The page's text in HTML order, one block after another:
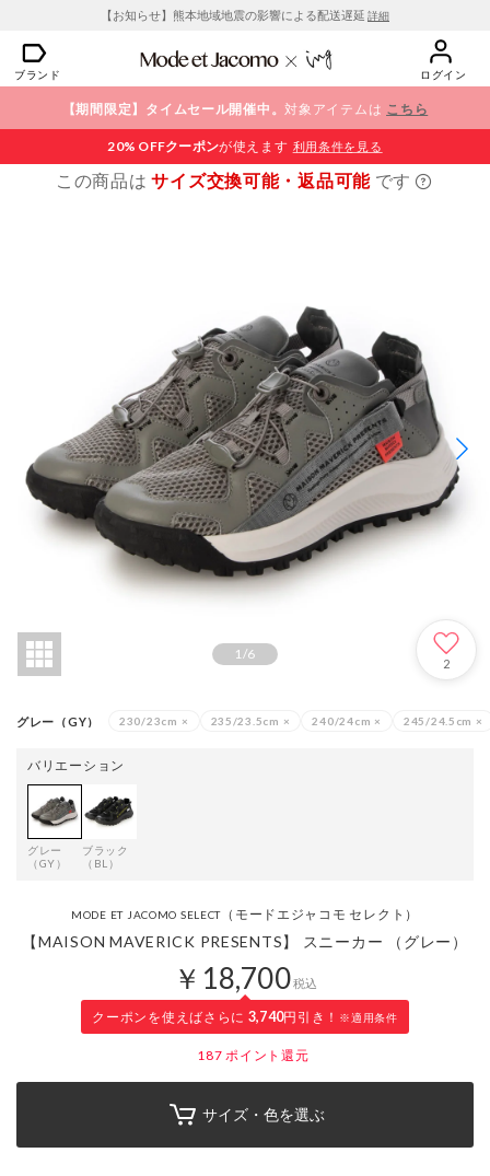
【お知らせ】熊本地域地震の影響による配送遅延 詳細
ブランド ログイン
【期間限定】タイムセール開催中。対象アイテムは こちら
20% OFFクーポンが使えます 利用条件を見る
この商品はサイズ交換可能・返品可能 です
1/6
2
グレー（GY） 230/23cm × 235/23.5cm × 240/24cm × 245/24.5cm ×
バリエーション
グレー
（GY）
ブラック
（BL）
MODE ET JACOMO SELECT （モードエジャコモ セレクト）
【MAISON MAVERICK PRESENTS】 スニーカー （グレー）
￥18,700税込
クーポンを使えばさらに 3,740円引き！ ※適用条件
187 ポイント還元
サイズ・色を選ぶ